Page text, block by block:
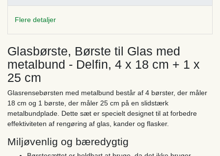
Flere detaljer
Glasbørste, Børste til Glas med
metalbund - Delfin, 4 x 18 cm + 1 x
25 cm
Glasrensebørsten med metalbund består af 4 børster, der måler
18 cm og 1 børste, der måler 25 cm på en slidstærk
metalbundplade. Dette sæt er specielt designet til at forbedre
effektiviteten af ​​rengøring af glas, kander og flasker.
Miljøvenlig og bæredygtig